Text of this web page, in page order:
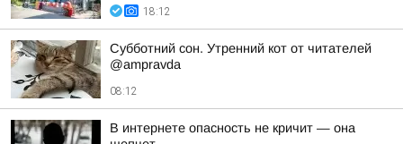
18:12
Субботний сон. Утренний кот от читателей
@ampravda
08:12
В интернете опасность не кричит — она